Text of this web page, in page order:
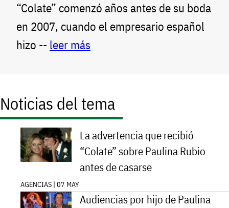
“Colate” comenzó años antes de su boda
en 2007, cuando el empresario español
hizo -- leer más
Noticias del tema
La advertencia que recibió
“Colate” sobre Paulina Rubio
antes de casarse
AGENCIAS | 07 MAY
Audiencias por hijo de Paulina